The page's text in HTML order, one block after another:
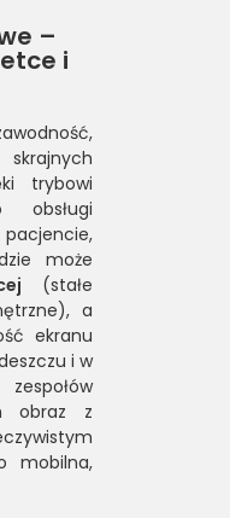
–
i
trybowi
może
(stałe
a
ekranu
i w
obraz z
mobilna,